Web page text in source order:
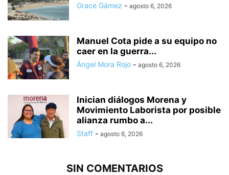
Grace Gámez - agosto 6, 2026
Manuel Cota pide a su equipo no
caer en la guerra...
Ángel Mora Rojo - agosto 6, 2026
Inician diálogos Morena y
Movimiento Laborista por posible
alianza rumbo a...
Staff - agosto 6, 2026
SIN COMENTARIOS